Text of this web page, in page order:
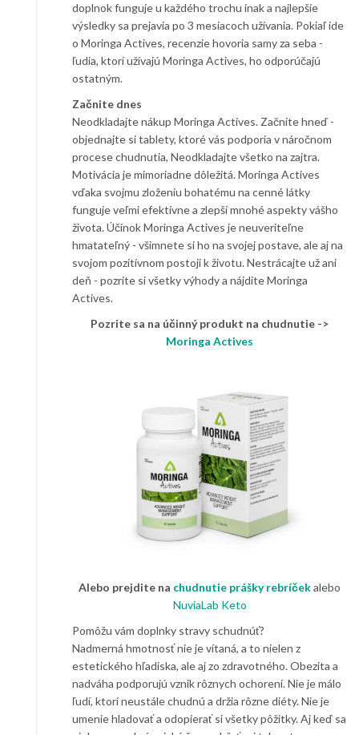
doplnok funguje u každého trochu inak a najlepšie
výsledky sa prejavia po 3 mesiacoch užívania. Pokiaľ ide
o Moringa Actives, recenzie hovoria samy za seba -
ľudia, ktorí užívajú Moringa Actives, ho odporúčajú
ostatným.
Začnite dnes
Neodkladajte nákup Moringa Actives. Začnite hneď -
objednajte si tablety, ktoré vás podporia v náročnom
procese chudnutia, Neodkladajte všetko na zajtra.
Motivácia je mimoriadne dôležitá. Moringa Actives
vďaka svojmu zloženiu bohatému na cenné látky
funguje veľmi efektívne a zlepší mnohé aspekty vášho
života. Účinok Moringa Actives je neuveriteľne
hmatateľný - všimnete si ho na svojej postave, ale aj na
svojom pozitívnom postoji k životu. Nestrácajte už ani
deň - pozrite si všetky výhody a nájdite Moringa
Actives.
Pozrite sa na účinný produkt na chudnutie ->
Moringa Actives
Alebo prejdite na chudnutie prášky rebríčekalebo
NuviaLab Keto
Pomôžu vám doplnky stravy schudnúť?
Nadmerná hmotnosť nie je vítaná, a to nielen z
estetického hľadiska, ale aj zo zdravotného. Obezita a
nadváha podporujú vznik rôznych ochorení. Nie je málo
ľudí, ktorí neustále chudnú a držia rôzne diéty. Nie je
umenie hladovať a odopierať si všetky pôžitky. Aj keď sa